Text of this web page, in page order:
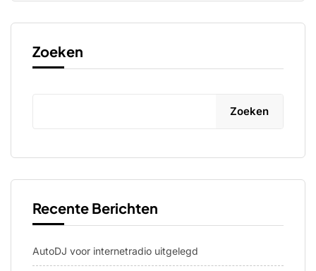
Zoeken
Zoeken
Recente Berichten
AutoDJ voor internetradio uitgelegd